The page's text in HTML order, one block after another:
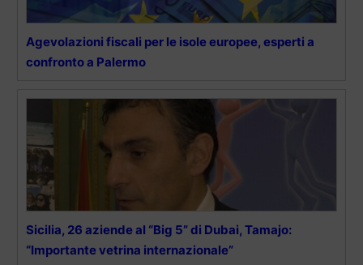
Agevolazioni fiscali per le isole europee, esperti a
confronto a Palermo
Sicilia, 26 aziende al “Big 5” di Dubai, Tamajo:
“Importante vetrina internazionale”